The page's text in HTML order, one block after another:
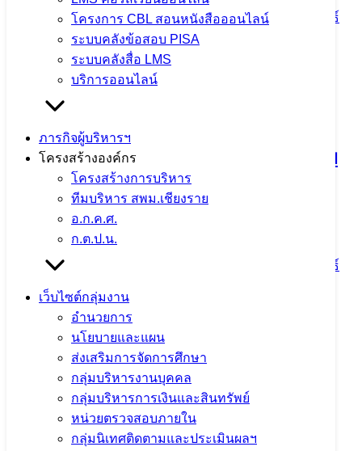
โครงการ CBL สอนหนังสือออนไลน์
ระบบคลังข้อสอบ PISA
ระบบคลังสื่อ LMS
บริการออนไลน์
ภารกิจผู้บริหารฯ
โครงสร้างองค์กร
โครงสร้างการบริหาร
ทีมบริหาร สพม.เชียงราย
อ.ก.ค.ศ.
ก.ต.ป.น.
เว็บไซต์กลุ่มงาน
อำนวยการ
นโยบายและแผน
ส่งเสริมการจัดการศึกษา
กลุ่มบริหารงานบุคคล
กลุ่มบริหารการเงินและสินทรัพย์
หน่วยตรวจสอบภายใน
กลุ่มนิเทศติดตามและประเมินผลฯ
4 สิงหาคม 20264 สิงหาคม 2026
ข่าวประชาสัมพันธ์
สพม.เชียงราย
จำนวนผู้ชม: 11
ตรวจสุขภาพประจำปี 2569 ใส่ใจสุขภาพ
บุคลากร เสริมสร้างคุณภาพชีวิตและ
ประสิทธิภาพการทำงาน
4 สิงหาคม 2026
ข่าวประชาสัมพันธ์
สพม.เชียงราย
จำนวนผู้ชม: 11
กิจกรรมแลกเปลี่ยนเรียนรู้วิธีปฏิบัติที่ดี
(Best Practice) และการขับเคลื่อนหลัก